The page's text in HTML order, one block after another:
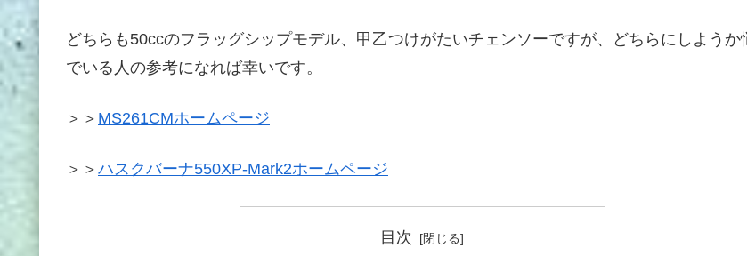
どちらも50ccのフラッグシップモデル、甲乙つけがたいチェンソーですが、どちらにしようか
でいる人の参考になれば幸いです。
＞＞ MS261CMホームページ
＞＞ ハスクバーナ550XP-Mark2ホームページ
目次